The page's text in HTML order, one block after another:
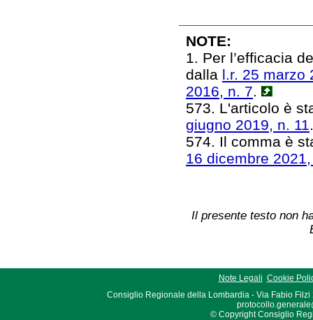
NOTE:
1. Per l’efficacia
dalla l.r. 25 marzo
2016, n. 7.
573. L'articolo è
giugno 2019, n. 11
574. Il comma è
16 dicembre
Il presente testo non
Note Legali Cookie
Consiglio Regionale della Lombardia - Via Fabio Filzi
© Copyright Consiglio